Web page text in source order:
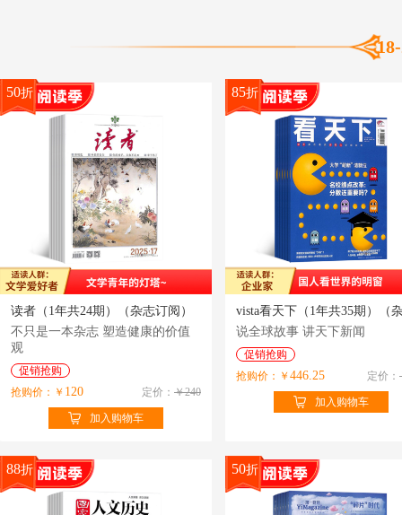
50折
读者（1年共24期）（杂志订阅）
不只是一本杂志 塑造健康的价值
观
促销抢购
抢购价：￥ 120 定价： ￥240
加入购物车
85折
说全球故事 讲天下新闻
促销抢购
抢购价：￥ 446.25 定价：
加入购物车
88折 50折